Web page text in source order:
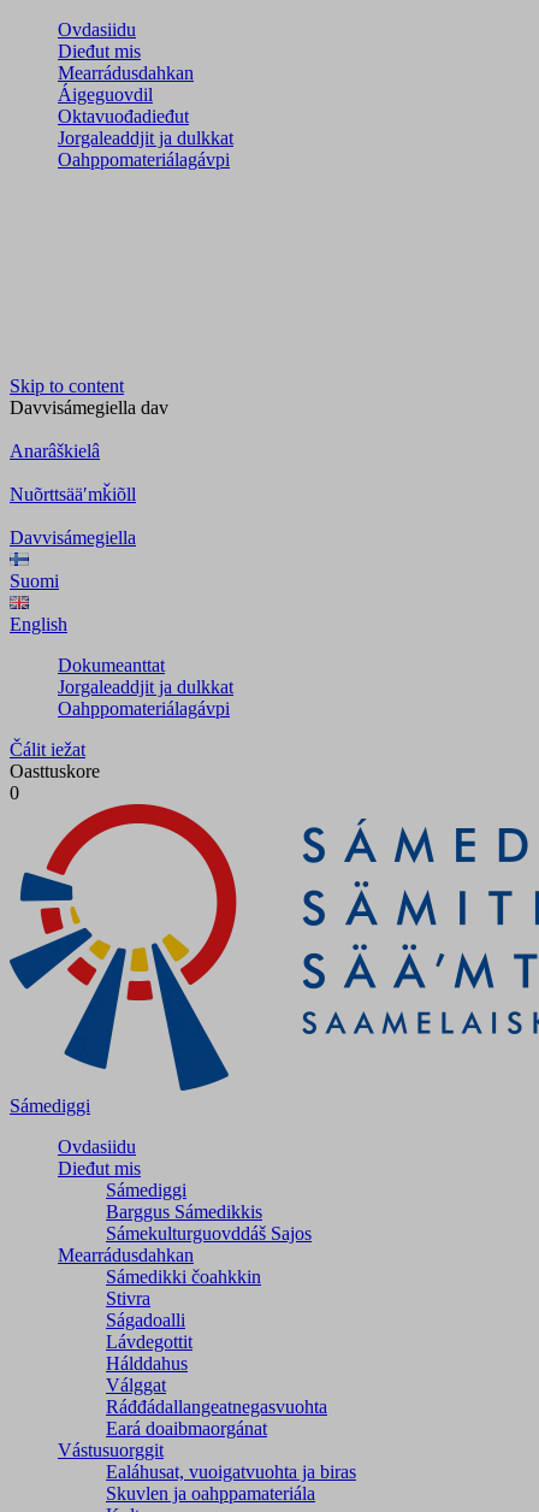
Ovdasiidu
Dieđut mis
Mearrádusdahkan
Áigeguovdil
Oktavuođadieđut
Jorgaleaddjit ja dulkkat
Oahppomateriálagávpi
Skip to content
Davvisámegiella dav
Anarâškielâ
Nuõrttsääʹmǩiõll
Davvisámegiella
Suomi
English
Dokumeanttat
Jorgaleaddjit ja dulkkat
Oahppomateriálagávpi
Čálit iežat
Oasttuskore
0
Sámediggi
Ovdasiidu
Dieđut mis
Sámediggi
Barggus Sámedikkis
Sámekulturguovddáš Sajos
Mearrádusdahkan
Sámedikki čoahkkin
Stivra
Ságadoalli
Lávdegottit
Hálddahus
Válggat
Ráđđádallangeatnegas­vuohta
Eará doaibmaorgánat
Vástusuorggit
Ealáhusat, vuoigatvuohta ja biras
Skuvlen ja oahppamateriála